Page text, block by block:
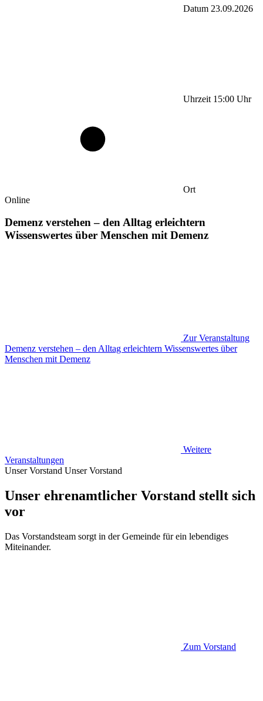
Datum 23.09.2026
Uhrzeit 15:00 Uhr
Ort
Online
Demenz verstehen – den Alltag erleichtern
Wissenswertes über Menschen mit Demenz
Zur Veranstaltung
Demenz verstehen – den Alltag erleichtern Wissenswertes über
Menschen mit Demenz
Weitere
Veranstaltungen
Unser Vorstand Unser Vorstand
Unser ehrenamtlicher Vorstand stellt sich
vor
Das Vorstandsteam sorgt in der Gemeinde für ein lebendiges
Miteinander.
Zum Vorstand